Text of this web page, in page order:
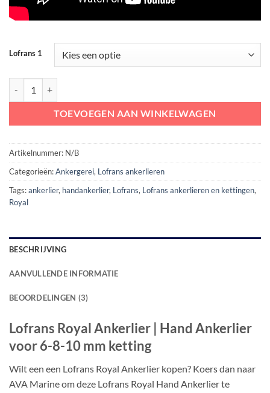
Lofrans 1
TOEVOEGEN AAN WINKELWAGEN
Artikelnummer: N/B
Categorieën:Ankergerei, Lofrans ankerlieren
Tags:ankerlier, handankerlier, Lofrans, Lofrans ankerlieren en kettingen,
Royal
BESCHRIJVING
AANVULLENDE INFORMATIE
BEOORDELINGEN (3)
Lofrans Royal Ankerlier | Hand Ankerlier
voor 6-8-10 mm ketting
Wilt een een Lofrans Royal Ankerlier kopen? Koers dan naar
AVA Marine om deze Lofrans Royal Hand Ankerlier te